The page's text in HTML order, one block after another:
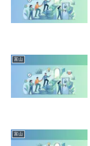
富山
富山